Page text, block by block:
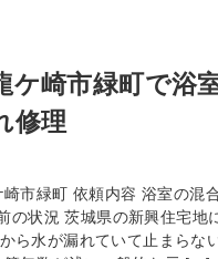
ケ崎市緑町で浴
修理
市緑町 依頼内容 浴室の混
の状況 茨城県の新興住宅地
ら水が漏れていて止まらな